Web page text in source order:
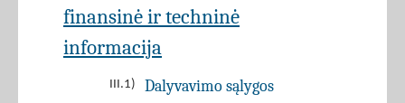
finansinė ir techninė
informacija
III.1) Dalyvavimo sąlygos